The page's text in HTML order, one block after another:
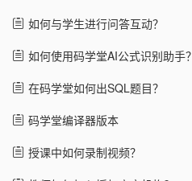
如何与学生进行问答互动？
如何使用码学堂AI公式识别助手？
在码学堂如何出SQL题目？
码学堂编译器版本
授课中如何录制视频？